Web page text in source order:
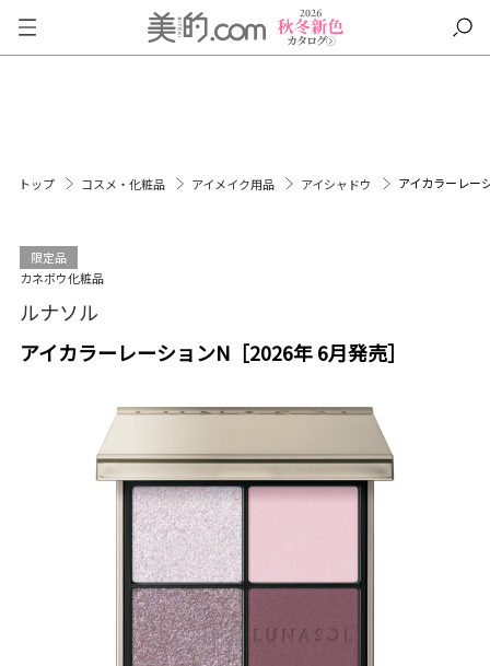
トップ コスメ・化粧品 アイメイク用品 アイシャドウ アイカラーレー
限定品
カネボウ化粧品
ルナソル
アイカラーレーションN［2026年 6月発売］